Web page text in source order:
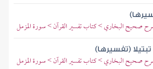
صحيح البخاري > كتاب تفسير القرآن > سورة المزمل
تبتيلا (تفسيرها)
صحيح البخاري > كتاب تفسير القرآن > سورة المزمل